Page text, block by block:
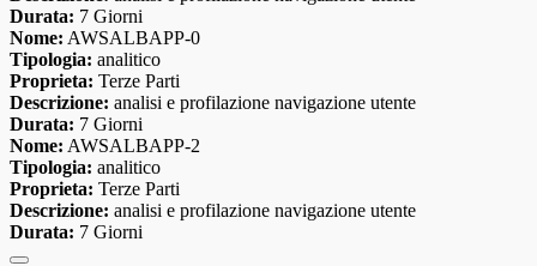
Durata: 7 Giorni
Nome: AWSALBAPP-0
Tipologia: analitico
Proprieta: Terze Parti
Descrizione: analisi e profilazione navigazione utente
Durata: 7 Giorni
Nome: AWSALBAPP-2
Tipologia: analitico
Proprieta: Terze Parti
Descrizione: analisi e profilazione navigazione utente
Durata: 7 Giorni